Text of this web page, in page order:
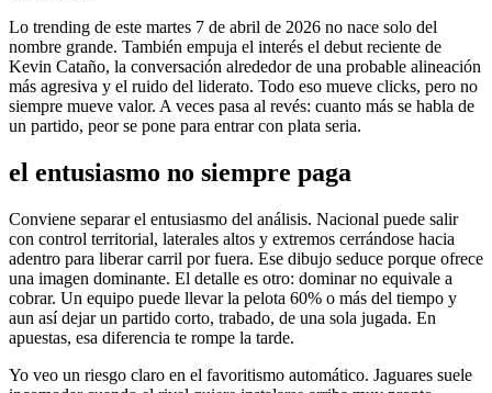
Lo trending de este martes 7 de abril de 2026 no nace solo del
nombre grande. También empuja el interés el debut reciente de
Kevin Cataño, la conversación alrededor de una probable alineación
más agresiva y el ruido del liderato. Todo eso mueve clicks, pero no
siempre mueve valor. A veces pasa al revés: cuanto más se habla de
un partido, peor se pone para entrar con plata seria.
el entusiasmo no siempre paga
Conviene separar el entusiasmo del análisis. Nacional puede salir
con control territorial, laterales altos y extremos cerrándose hacia
adentro para liberar carril por fuera. Ese dibujo seduce porque ofrece
una imagen dominante. El detalle es otro: dominar no equivale a
cobrar. Un equipo puede llevar la pelota 60% o más del tiempo y
aun así dejar un partido corto, trabado, de una sola jugada. En
apuestas, esa diferencia te rompe la tarde.
Yo veo un riesgo claro en el favoritismo automático. Jaguares suele